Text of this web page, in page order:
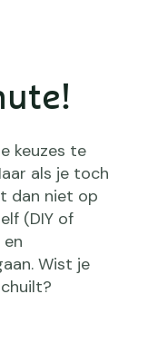
keuzes te
als je toch
dan niet op
(DIY of
Wist je